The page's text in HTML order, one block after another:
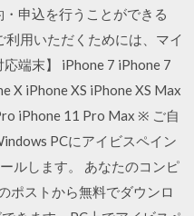
申込を行うことができる
用いただくためには、マイ
端末】 iPhone 7 iPhone 7
X iPhone XS iPhone XS Max
iPhone 11 Pro Max ※ ご自
PCにアイビスペイン
ルします。 あなたのコンピ
ポストから無料でダウンロ